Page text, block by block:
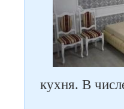
кухня. В